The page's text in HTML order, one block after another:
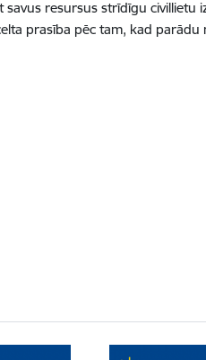
resursus strīdīgu civillietu
prasība pēc tam, kad parādu